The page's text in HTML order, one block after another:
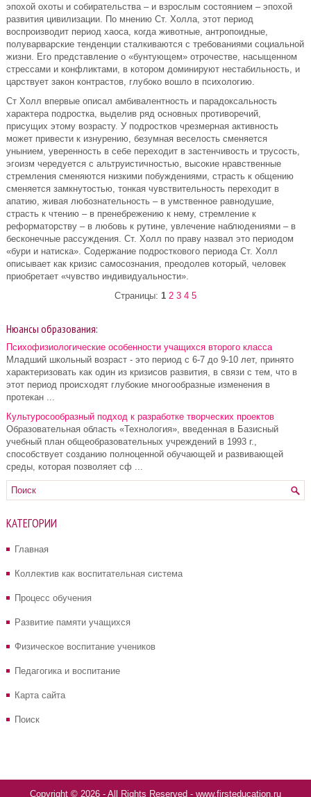
эпохой охоты и собирательства – и взрослым состоянием – эпохой
развития цивилизации. По мнению Ст. Холла, этот период
воспроизводит период хаоса, когда животные, антропоидные,
полуварварские тенденции сталкиваются с требованиями социальной
жизни. Его представление о «бунтующем» отрочестве, насыщенном
стрессами и конфликтами, в котором доминируют нестабильность, и
царствует закон контрастов, глубоко вошло в психологию.
Ст Холл впервые описал амбивалентность и парадоксальность
характера подростка, выделив ряд основных противоречий,
присущих этому возрасту. У подростков чрезмерная активность
может привести к изнурению, безумная веселость сменяется
унынием, уверенность в себе переходит в застенчивость и трусость,
эгоизм чередуется с альтруистичностью, высокие нравственные
стремления сменяются низкими побуждениями, страсть к общению
сменяется замкнутостью, тонкая чувствительность переходит в
апатию, живая любознательность – в умственное равнодушие,
страсть к чтению – в пренебрежению к нему, стремление к
реформаторству – в любовь к рутине, увлечение наблюдениями – в
бесконечные рассуждения. Ст. Холл по праву назвал это периодом
«бури и натиска». Содержание подросткового периода Ст. Холл
описывает как кризис самосознания, преодолев который, человек
приобретает «чувство индивидуальности».
Страницы: 1 2 3 4 5
Нюансы образования:
Психофизиологические особенности учащихся второго класса
Младший школьный возраст - это период с 6-7 до 9-10 лет, принято
характеризовать как один из кризисов развития, в связи с тем, что в
этот период происходят глубокие многообразные изменения в
протекан ...
Культуросообразный подход к разработке творческих проектов
Образовательная область «Технология», введенная в Базисный
учебный план общеобразовательных учреждений в 1993 г.,
способствует созданию полноценной обучающей и развивающей
среды, которая позволяет сф ...
КАТЕГОРИИ
Главная
Коллектив как воспитательная система
Процесс обучения
Развитие памяти учащихся
Физическое воспитание учеников
Педагогика и воспитание
Карта сайта
Поиск
Copyright © 2026 - All Rights Reserved - www.firsteducation.ru